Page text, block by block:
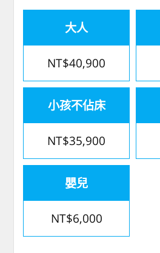
大人
NT$40,900
小孩不佔床
NT$35,900
嬰兒
NT$6,000